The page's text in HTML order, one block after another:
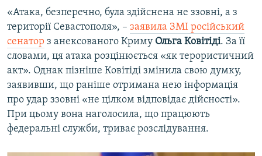
«Атака, безперечно, була здійснена не ззовні, а з
території Севастополя», – заявила ЗМІ російський
сенатор з анексованого Криму Ольга Ковітіді. За її
словами, ця атака розцінюється «як терористичний
акт». Однак пізніше Ковітіді змінила свою думку,
заявивши, що раніше отримана нею інформація
про удар ззовні «не цілком відповідає дійсності».
При цьому вона наголосила, що працюють
федеральні служби, триває розслідування.